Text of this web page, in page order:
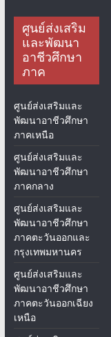
ศูนย์ส่งเสริม
และพัฒนา
อาชีวศึกษา
ภาค
ศูนย์ส่งเสริมและ
พัฒนาอาชีวศึกษา
ภาคเหนือ
ศูนย์ส่งเสริมและ
พัฒนาอาชีวศึกษา
ภาคกลาง
ศูนย์ส่งเสริมและ
พัฒนาอาชีวศึกษา
ภาคตะวันออกและ
กรุงเทพมหานคร
ศูนย์ส่งเสริมและ
พัฒนาอาชีวศึกษา
ภาคตะวันออกเฉียง
เหนือ